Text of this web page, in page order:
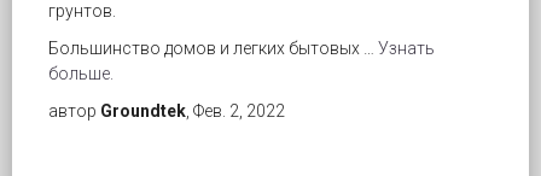
грунтов.
Большинство домов и легких бытовых … Узнать
больше.
автор Groundtek , Фев. 2, 2022